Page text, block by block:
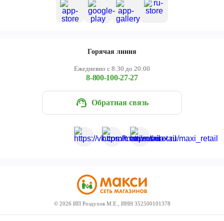
Горячая линия
Ежедневно с 8:30 до 20:00
8-800-100-27-27
Обратная связь
© 2026 ИП Роздухов М.Е., ИНН 352500101378